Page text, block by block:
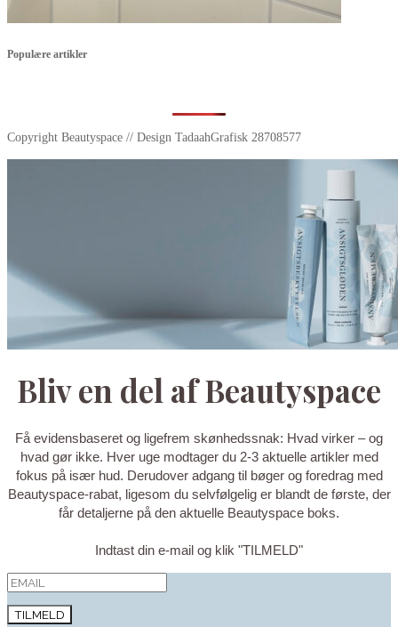
Populære artikler
Copyright Beautyspace // Design TadaahGrafisk 28708577
Bliv en del af Beautyspace
Få evidensbaseret og ligefrem skønhedssnak: Hvad virker – og
hvad gør ikke. Hver uge modtager du 2-3 aktuelle artikler med
fokus på især hud. Derudover adgang til bøger og foredrag med
Beautyspace-rabat, ligesom du selvfølgelig er blandt de første, der
får detaljerne på den aktuelle Beautyspace boks.
Indtast din e-mail og klik "TILMELD"
TILMELD